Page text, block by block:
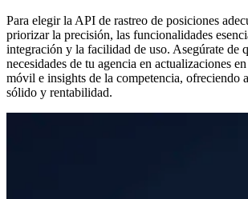
Para elegir la API de rastreo de posiciones
priorizar la precisión, las funcionalidades
integración y la facilidad de uso. Asegúrate de
necesidades de tu agencia en actualizaciones
móvil e insights de la competencia, ofreciendo
sólido y rentabilidad.